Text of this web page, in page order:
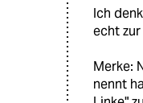
Ich
echt
Merke:
nennt